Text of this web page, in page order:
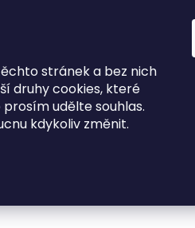
stránek a bez nich
druhy cookies, které
udělte souhlas.
kdykoliv změnit.
723816110
O NÁS